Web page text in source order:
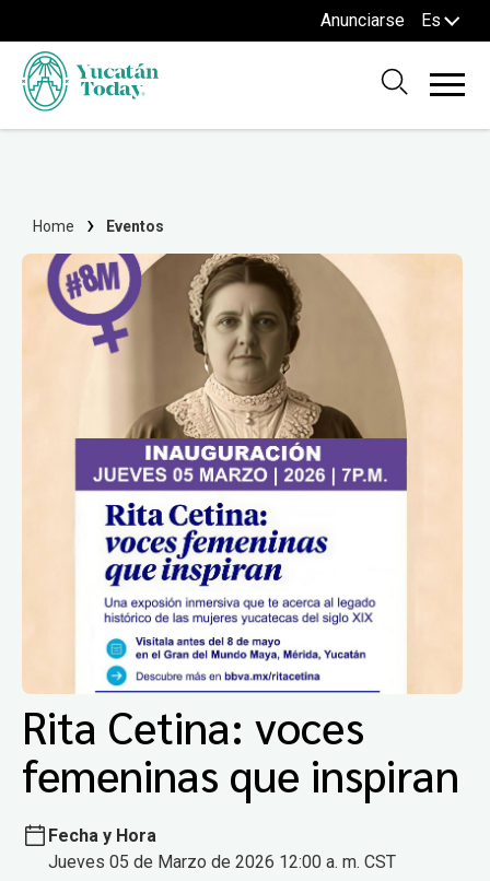
Anunciarse Es
Home Eventos
Rita Cetina: voces
femeninas que inspiran
Fecha y Hora
Jueves 05 de Marzo de 2026 12:00 a. m. CST